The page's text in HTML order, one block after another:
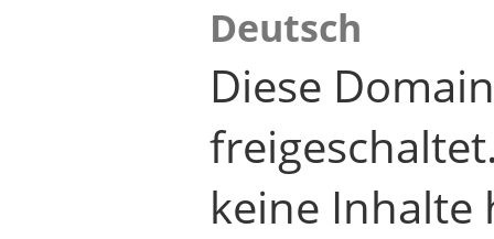
Deutsch
Diese
keine Inhalte